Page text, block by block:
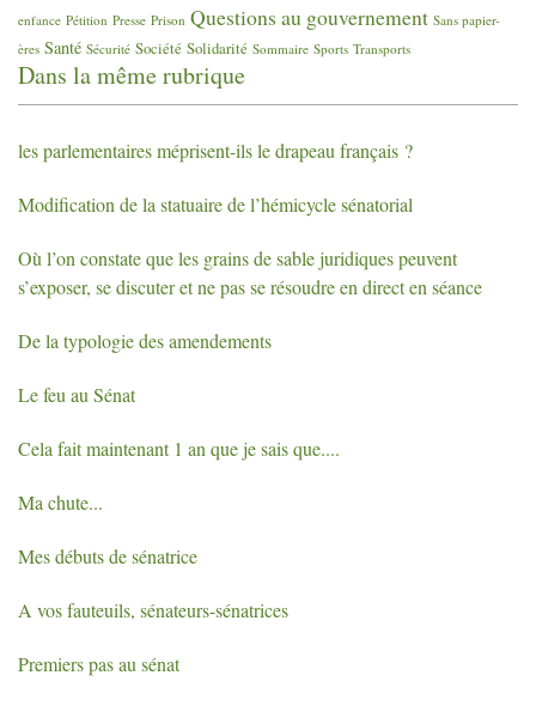
enfance Pétition Presse Prison Questions au gouvernement Sans papier-
ères Santé Sécurité Société Solidarité Sommaire Sports Transports
Dans la même rubrique
les parlementaires méprisent-ils le drapeau français ?
Modification de la statuaire de l’hémicycle sénatorial
Où l’on constate que les grains de sable juridiques peuvent
s’exposer, se discuter et ne pas se résoudre en direct en séance
De la typologie des amendements
Le feu au Sénat
Cela fait maintenant 1 an que je sais que....
Ma chute...
Mes débuts de sénatrice
A vos fauteuils, sénateurs-sénatrices
Premiers pas au sénat